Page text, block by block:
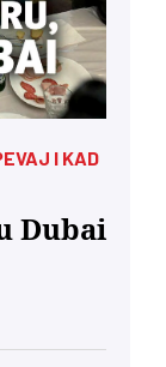
I KAD
Dubai